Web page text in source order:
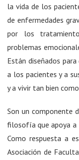
la vida de los
de enfermedades
por los
problemas
Están diseñados
a los pacientes y a
y a vivir tan bien
Son un componente
filosofía que apoya a
Como respuesta a
Asociación de